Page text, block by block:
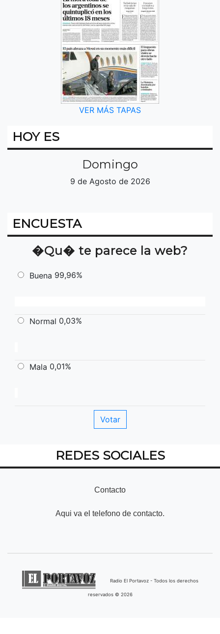
VER MÁS TAPAS
HOY ES
Domingo
9 de Agosto de 2026
ENCUESTA
�Qu� te parece la web?
Buena 99,96%
Normal 0,03%
Mala 0,01%
REDES SOCIALES
Contacto
Aqui va el telefono de contacto.
Radio El Portavoz - Todos los derechos
reservados © 2026